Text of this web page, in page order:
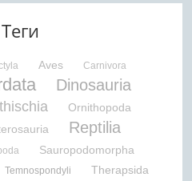
Теги
Aves
Carnivora
Dinosauria
Ornithopoda
Reptilia
Sauropodomorpha
Temnospondyli Therapsida